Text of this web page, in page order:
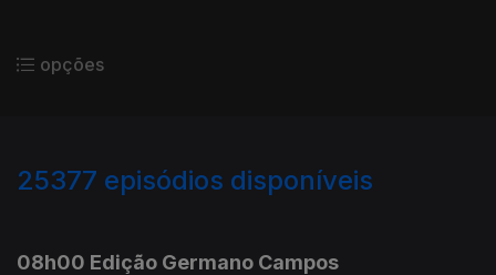
opções
25377 episódios disponíveis
08h00 Edição Germano Campos